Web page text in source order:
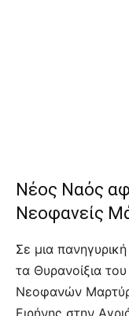
Νέος Ναός
Νεοφανείς
Σε μια
τα Θυρανοίξια
Νεοφανών